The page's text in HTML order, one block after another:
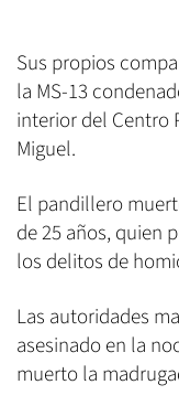
Sus propios
la MS-13
interior del Centro
Miguel.
El pandillero
de 25 años, quien
los delitos de
Las autoridades
asesinado en la
muerto la